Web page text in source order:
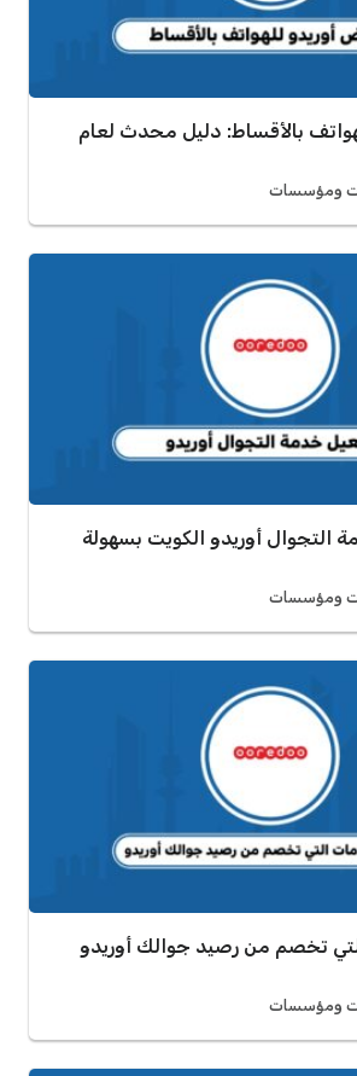
بالأقساط: دليل محدث لعام
ومؤسسات
التجوال أوريدو الكويت بسهولة
ومؤسسات
تخصم من رصيد جوالك أوريدو
ومؤسسات